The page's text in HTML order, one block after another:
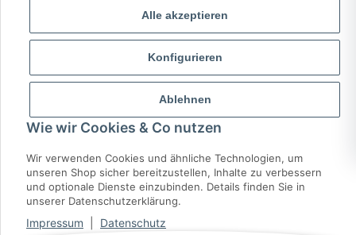
Alle akzeptieren
Konfigurieren
Ablehnen
Wie wir Cookies & Co nutzen
Wir verwenden Cookies und ähnliche Technologien, um
unseren Shop sicher bereitzustellen, Inhalte zu verbessern
und optionale Dienste einzubinden. Details finden Sie in
unserer Datenschutzerklärung.
Impressum Datenschutz
* Alle Preise inkl. gesetzlicher USt., zzgl.Versand
Powered byMD IT Solutions